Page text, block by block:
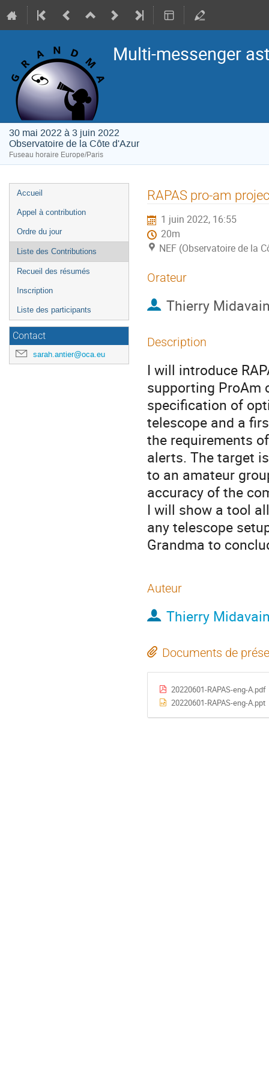
Multi-messenger
30 mai 2022 à 3 juin 2022
Observatoire de la Côte d'Azur
Fuseau horaire Europe/Paris
Menu
de
Accueil
Appel à contribution
Ordre du jour
Liste des Contributions
Recueil des résumés
Inscription
Liste des participants
Contact
sarah.antier@oca.eu
RAPAS pro-am
1 juin 2022, 16:55
20m
NEF (Observatoire de la
Orateur
Thierry
Description
I will introduce
supporting ProAm
specification of
telescope and a
the requirements
alerts. The target
to an amateur
accuracy of the
I will show a tool
any telescope
Grandma to
Auteur
Thierry
Documents de
20220601-RAPAS-eng-A.pdf
20220601-RAPAS-eng-A.ppt